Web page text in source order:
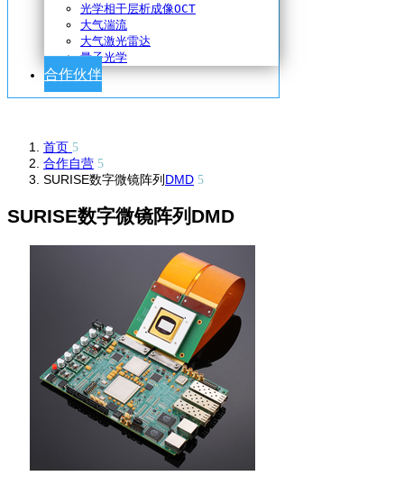
光学相干层析成像OCT
大气湍流
大气激光雷达
量子光学
合作伙伴
首页
合作自营
SURISE数字微镜阵列 DMD
SURISE数字微镜阵列DMD